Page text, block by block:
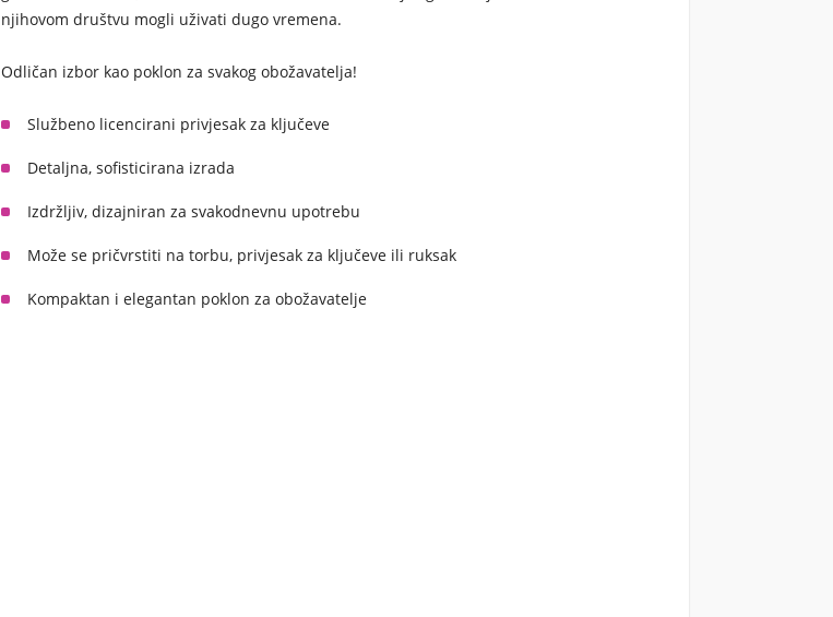
njihovom društvu mogli uživati dugo vremena.
Odličan izbor kao poklon za svakog obožavatelja!
Službeno licencirani privjesak za ključeve
Detaljna, sofisticirana izrada
Izdržljiv, dizajniran za svakodnevnu upotrebu
Može se pričvrstiti na torbu, privjesak za ključeve ili ruksak
Kompaktan i elegantan poklon za obožavatelje